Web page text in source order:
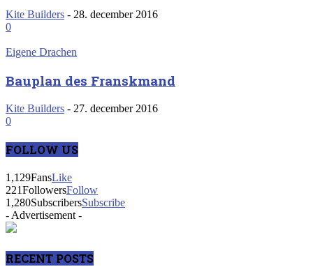
Kite Builders - 28. december 2016
0
Eigene Drachen
Bauplan des Franskmand
Kite Builders - 27. december 2016
0
FOLLOW US
1,129FansLike
221FollowersFollow
1,280SubscribersSubscribe
- Advertisement -
RECENT POSTS